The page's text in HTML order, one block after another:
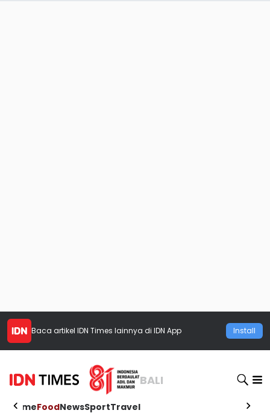
Baca artikel IDN Times lainnya di IDN App Install
BALI
HomeFoodNewsSportTravel